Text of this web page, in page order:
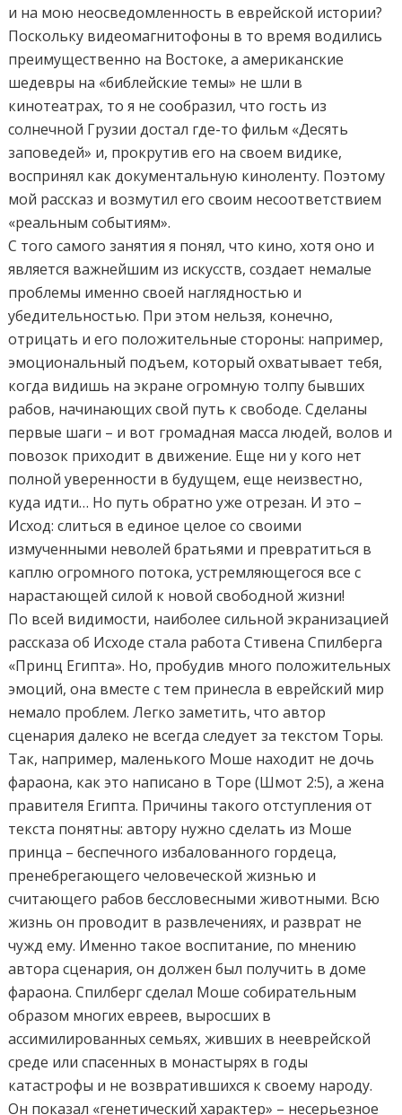
и на мою неосведомленность в еврейской истории?
Поскольку видеомагнитофоны в то время водились
преимущественно на Востоке, а американские
шедевры на «библейские темы» не шли в
кинотеатрах, то я не сообразил, что гость из
солнечной Грузии достал где-то фильм «Десять
заповедей» и, прокрутив его на своем видике,
воспринял как документальную киноленту. Поэтому
мой рассказ и возмутил его своим несоответствием
«реальным событиям».
С того самого занятия я понял, что кино, хотя оно и
является важнейшим из искусств, создает немалые
проблемы именно своей наглядностью и
убедительностью. При этом нельзя, конечно,
отрицать и его положительные стороны: например,
эмоциональный подъем, который охватывает тебя,
когда видишь на экране огромную толпу бывших
рабов, начинающих свой путь к свободе. Сделаны
первые шаги – и вот громадная масса людей, волов и
повозок приходит в движение. Еще ни у кого нет
полной уверенности в будущем, еще неизвестно,
куда идти… Но путь обратно уже отрезан. И это –
Исход: слиться в единое целое со своими
измученными неволей братьями и превратиться в
каплю огромного потока, устремляющегося все с
нарастающей силой к новой свободной жизни!
По всей видимости, наиболее сильной экранизацией
рассказа об Исходе стала работа Стивена Спилберга
«Принц Египта». Но, пробудив много положительных
эмоций, она вместе с тем принесла в еврейский мир
немало проблем. Легко заметить, что автор
сценария далеко не всегда следует за текстом Торы.
Так, например, маленького Моше находит не дочь
фараона, как это написано в Торе (Шмот 2:5), а жена
правителя Египта. Причины такого отступления от
текста понятны: автору нужно сделать из Моше
принца – беспечного избалованного гордеца,
пренебрегающего человеческой жизнью и
считающего рабов бессловесными животными. Всю
жизнь он проводит в развлечениях, и разврат не
чужд ему. Именно такое воспитание, по мнению
автора сценария, он должен был получить в доме
фараона. Спилберг сделал Моше собирательным
образом многих евреев, выросших в
ассимилированных семьях, живших в нееврейской
среде или спасенных в монастырях в годы
катастрофы и не возвратившихся к своему народу.
Он показал «генетический характер» – несерьезное